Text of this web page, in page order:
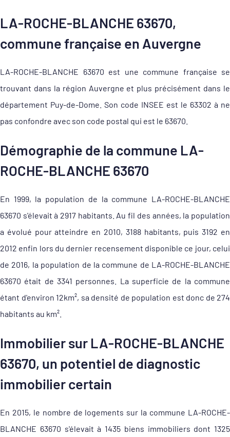
LA-ROCHE-BLANCHE 63670,
commune française en Auvergne
LA-ROCHE-BLANCHE 63670 est une commune française se
trouvant dans la région Auvergne et plus précisément dans le
département Puy-de-Dome. Son code INSEE est le 63302 à ne
pas confondre avec son code postal qui est le 63670.
Démographie de la commune LA-
ROCHE-BLANCHE 63670
En 1999, la population de la commune LA-ROCHE-BLANCHE
63670 s'élevait à 2917 habitants. Au fil des années, la population
a évolué pour atteindre en 2010, 3188 habitants, puis 3192 en
2012 enfin lors du dernier recensement disponible ce jour, celui
de 2016, la population de la commune de LA-ROCHE-BLANCHE
63670 était de 3341 personnes. La superficie de la commune
étant d'environ 12km², sa densité de population est donc de 274
habitants au km².
Immobilier sur LA-ROCHE-BLANCHE
63670, un potentiel de diagnostic
immobilier certain
En 2015, le nombre de logements sur la commune LA-ROCHE-
BLANCHE 63670 s'élevait à 1435 biens immobiliers dont 1325